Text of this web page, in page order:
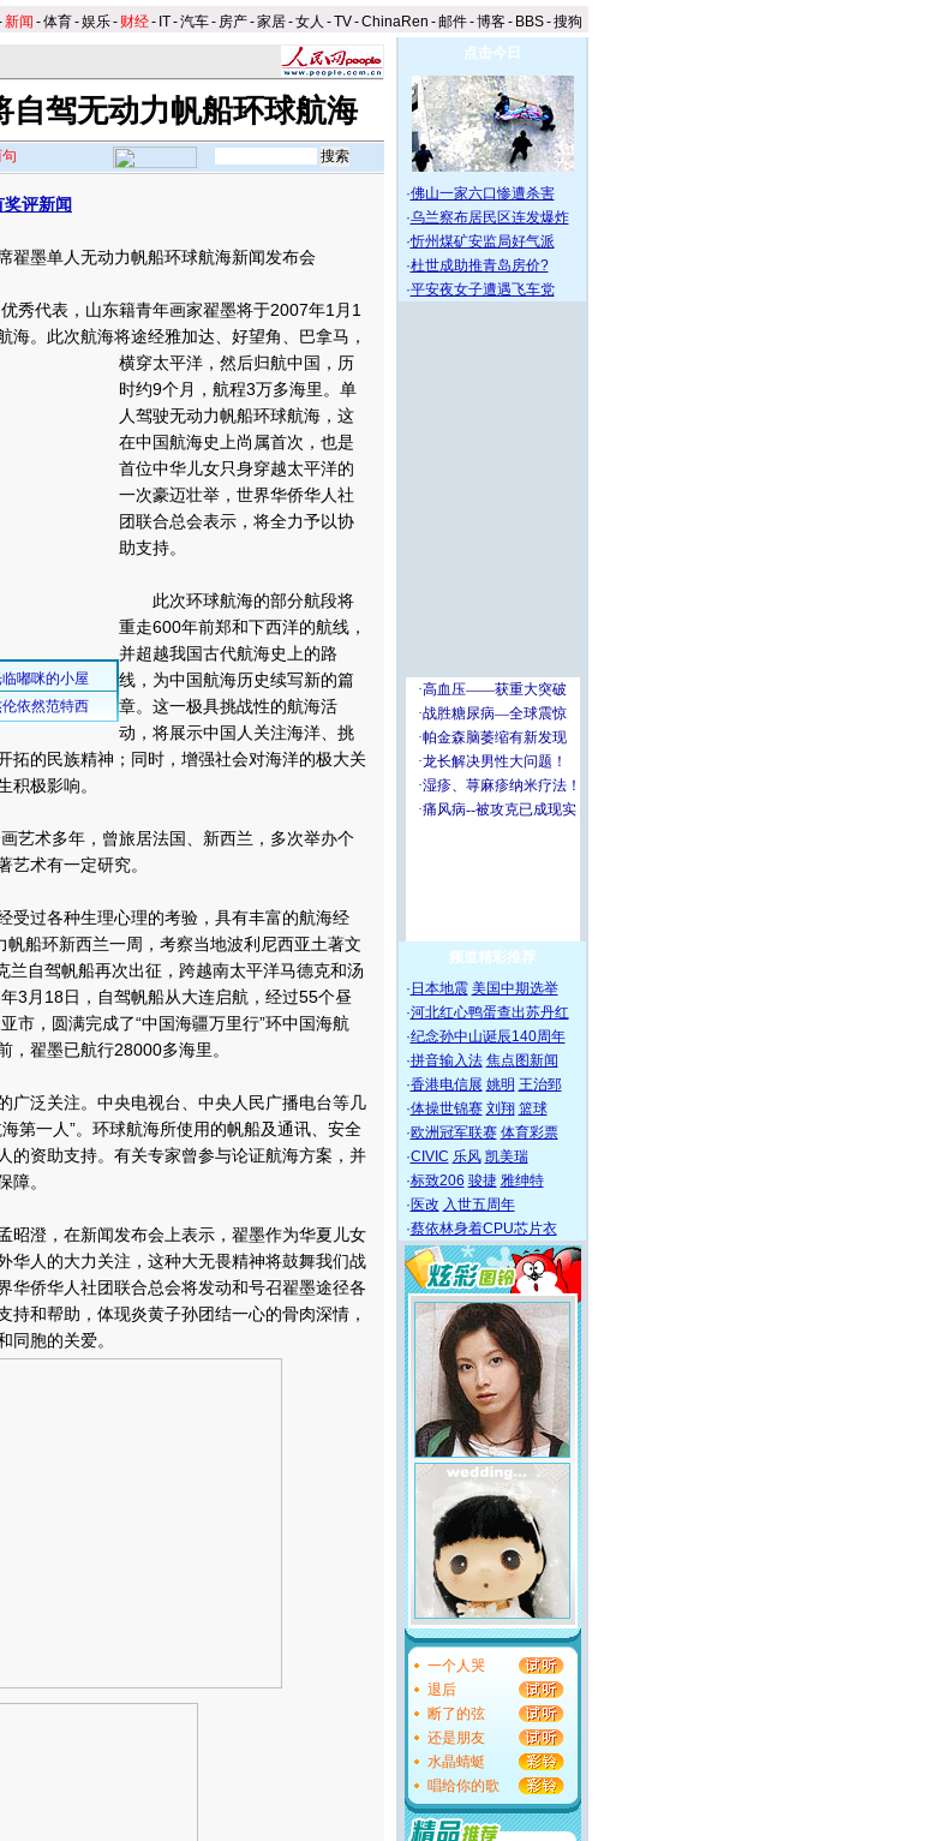
新闻 -体育-娱乐- 财经- IT-汽车- 房产-家居-女人 -TV-ChinaRen -邮件-博客- BBS-搜狗
自驾无动力帆船环球航海
奖评新闻
墨单人无动力帆船环球航海新闻发布会
代表，山东籍青年画家翟墨将于2007年1月1
海。 此次航海将途经雅加达、好望角、巴拿马，
横穿太平洋，然后归航中国，历
时约9个月，航程3万多海里。单
人驾驶无动力帆船环球航海，这
在中国航海史上尚属首次，也是
首位中华儿女只身穿越太平洋的
一次豪迈壮举，世界华侨华人社
团联合总会表示，将全力予以协
助支持。
此次环球航海的部分航段将
重走600年前郑和下西洋的航线，
并超越我国古代航海史上的路
线，为中国航海历史续写新的篇
章。这一极具挑战性的航海活
动，将展示中国人关注海洋、挑
拓的民族精神；同时，增强社会对海洋的极大关
积极影响。
术多年，曾旅居法国、新西兰，多次举办个
艺术有一定研究。
过各种生理心理的考验，具有丰富的航海经
船环新西兰一周，考察当地波利尼西亚土著文
自驾帆船再次出征，跨越南太平洋马德克和汤
3月18日，自驾帆船从大连启航，经过55个昼
市，圆满完成了“中国海疆万里行”环中国海航
，翟墨已航行28000多海里。
泛关注。中央电视台、中央人民广播电台等几
第一人”。环球航海所使用的帆船及通讯、安全
的资助支持。有关专家曾参与论证航海方案，并
障。
澄，在新闻发布会上表示，翟墨作为华夏儿女
华人的大力关注，这种大无畏精神将鼓舞我们战
华侨华人社团联合总会将发动和号召翟墨途径各
和帮助，体现炎黄子孙团结一心的骨肉深情，
同胞的关爱。
点击今日
·佛山一家六口惨遭杀害
·乌兰察布居民区连发爆炸
·忻州煤矿安监局好气派
·杜世成助推青岛房价?
·平安夜女子遭遇飞车党
频道精彩推荐
· 日本地震 美国中期选举
·河北红心鸭蛋查出苏丹红
·纪念孙中山诞辰140周年
·拼音输入法 焦点图新闻
·香港电信展 姚明 王治郅
·体操世锦赛 刘翔 篮球
·欧洲冠军联赛 体育彩票
·CIVIC 乐风 凯美瑞
·标致206 骏捷 雅绅特
· 医改 入世五周年
·蔡依林身着CPU芯片衣
一个人哭
退后
断了的弦
还是朋友
水晶蜻蜓
唱给你的歌